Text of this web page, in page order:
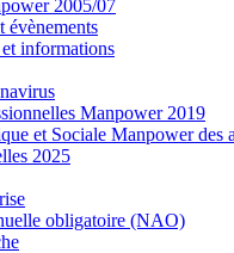
2005/07
évènements
informations
Manpower 2019
et Sociale Manpower des
2025
obligatoire (NAO)